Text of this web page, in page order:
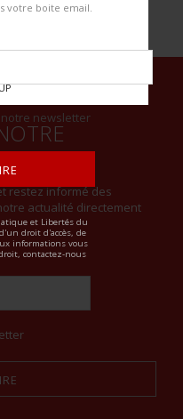
votre boite email.
newsletter
ALTERNATIVE:
et Libertés du
droit d'accès, de
informations vous
contactez-nous
restez informé des
actualité directement